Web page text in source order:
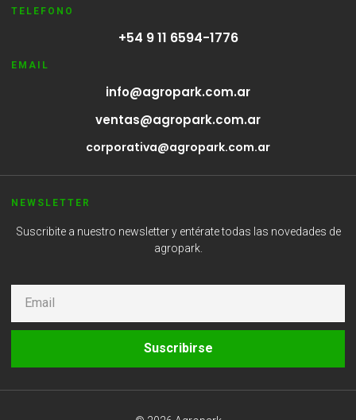
TELEFONO
+54 9 11 6594-1776
EMAIL
info@agropark.com.ar
ventas@agropark.com.ar
corporativa@agropark.com.ar
NEWSLETTER
Suscribite a nuestro newsletter y entérate todas las novedades de
agropark.
Suscribirse